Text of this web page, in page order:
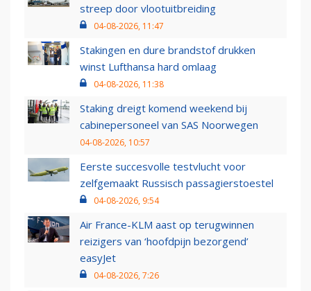
streep door vlootuitbreiding
04-08-2026, 11:47
Stakingen en dure brandstof drukken
winst Lufthansa hard omlaag
04-08-2026, 11:38
Staking dreigt komend weekend bij
cabinepersoneel van SAS Noorwegen
04-08-2026, 10:57
Eerste succesvolle testvlucht voor
zelfgemaakt Russisch passagierstoestel
04-08-2026, 9:54
Air France-KLM aast op terugwinnen
reizigers van ‘hoofdpijn bezorgend’
easyJet
04-08-2026, 7:26